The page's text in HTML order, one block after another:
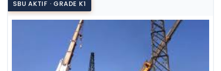
SBU AKTIF · GRADE K1